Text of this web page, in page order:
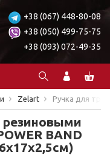
+38 (067) 448-80-08
+38 (050) 499-75-75
+38 (093) 072-49-35
Zelart Ручка для
резиновыми
BAND